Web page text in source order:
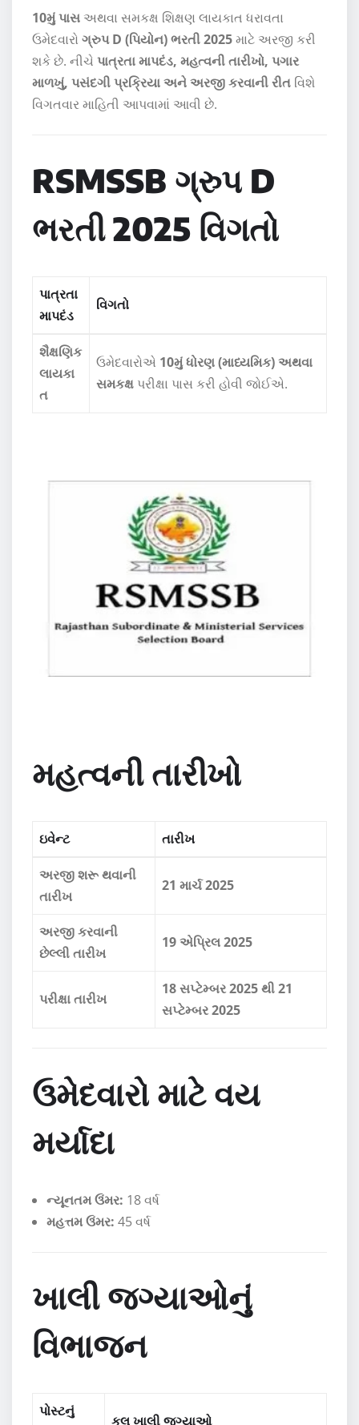
10મું પાસ અથવા સમકક્ષ શિક્ષણ લાયકાત ધરાવતા
ઉમેદવારો ગ્રુપ D (પિયોન) ભરતી 2025માટે અરજી કરી
શકે છે. નીચે પાત્રતા માપદંડ, મહત્વની તારીખો, પગાર
માળખું, પસંદગી પ્રક્રિયા અને અરજી કરવાની રીત વિશે
વિગતવાર માહિતી આપવામાં આવી છે.
RSMSSB ગ્રુપ D
ભરતી 2025 વિગતો
પાત્રતા
માપદંડ
વિગતો
શૈક્ષણિક
લાયકા
ત
ઉમેદવારોએ 10મું ધોરણ (માધ્યમિક) અથવા
સમકક્ષ પરીક્ષા પાસ કરી હોવી જોઈએ.
મહત્વની તારીખો
ઇવેન્ટ તારીખ
અરજી શરૂ થવાની
તારીખ
21 માર્ચ 2025
અરજી કરવાની
છેલ્લી તારીખ
19 એપ્રિલ 2025
પરીક્ષા તારીખ
18 સપ્ટેમ્બર 2025 થી 21
સપ્ટેમ્બર 2025
ઉમેદવારો માટે વય
મર્યાદા
ન્યૂનતમ ઉંમર: 18 વર્ષ
મહત્તમ ઉંમર: 45 વર્ષ
ખાલી જગ્યાઓનું
વિભાજન
પોસ્ટનું
કુલ ખાલી જગ્યાઓ